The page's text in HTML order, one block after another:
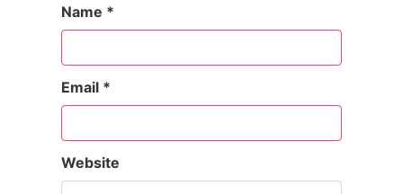
Name *
Email *
Website